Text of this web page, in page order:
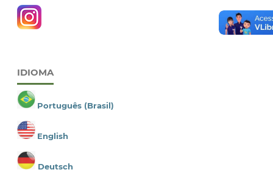
IDIOMA
Português (Brasil)
English
Deutsch